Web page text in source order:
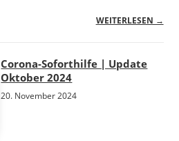
WEITERLESEN →
Corona-Soforthilfe | Update
Oktober 2024
20. November 2024